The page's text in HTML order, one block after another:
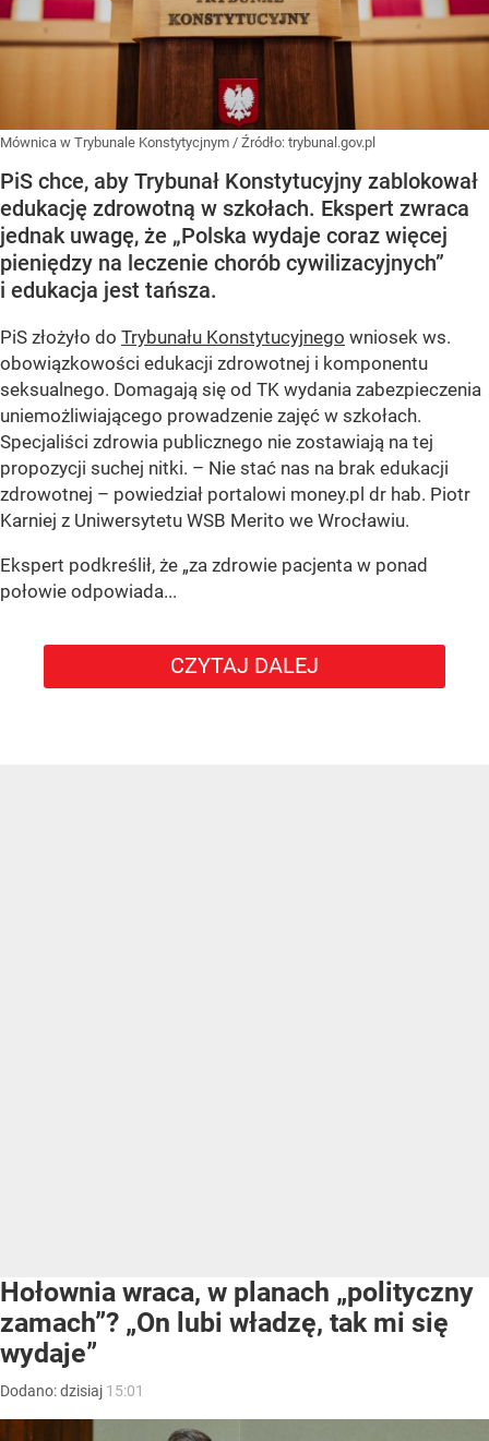
Mównica w Trybunale Konstytycjnym / Źródło: trybunal.gov.pl
PiS chce, aby Trybunał Konstytucyjny zablokował
edukację zdrowotną w szkołach. Ekspert zwraca
jednak uwagę, że „Polska wydaje coraz więcej
pieniędzy na leczenie chorób cywilizacyjnych”
i edukacja jest tańsza.
PiS złożyło do Trybunału Konstytucyjnego wniosek ws.
obowiązkowości edukacji zdrowotnej i komponentu
seksualnego. Domagają się od TK wydania zabezpieczenia
uniemożliwiającego prowadzenie zajęć w szkołach.
Specjaliści zdrowia publicznego nie zostawiają na tej
propozycji suchej nitki. – Nie stać nas na brak edukacji
zdrowotnej – powiedział portalowi money.pl dr hab. Piotr
Karniej z Uniwersytetu WSB Merito we Wrocławiu.
Ekspert podkreślił, że „za zdrowie pacjenta w ponad
połowie odpowiada...
CZYTAJ DALEJ
Hołownia wraca, w planach „polityczny
zamach”? „On lubi władzę, tak mi się
wydaje”
Dodano:dzisiaj 15:01